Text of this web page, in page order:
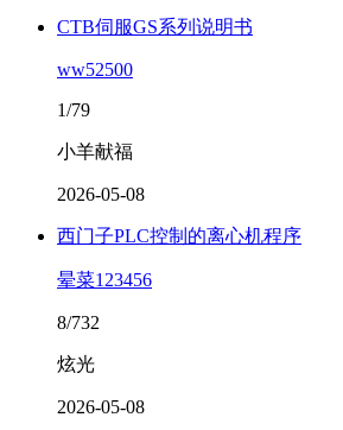
CTB伺服GS系列说明书
ww52500
1/79
小羊献福
2026-05-08
西门子PLC控制的离心机程序
晕菜123456
8/732
炫光
2026-05-08